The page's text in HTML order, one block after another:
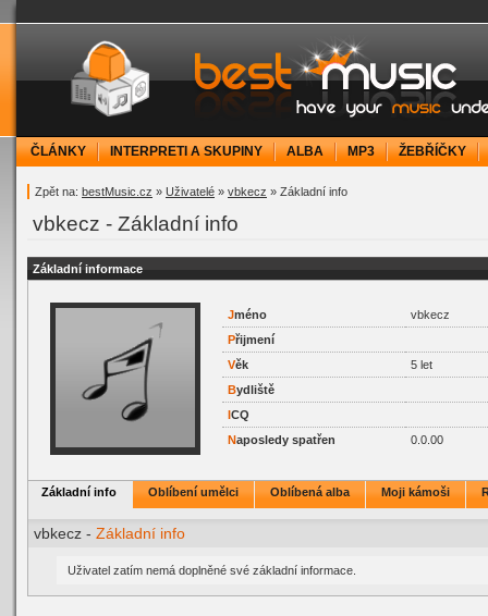
bestMusic.cz - Have your music under
ČLÁNKY INTERPRETI A SKUPINY ALBA MP3 ŽEBŘÍČKY
Zpět na: bestMusic.cz » Uživatelé » vbkecz » Základní info
vbkecz - Základní info
Základní informace
Jméno
vbkecz
Přijmení
Věk
5 let
Bydliště
ICQ
Naposledy spatřen 0.0.00
Základní info Oblíbení umělci Oblíbená alba Moji kámoši
vbkecz - Základní info
Uživatel zatím nemá doplněné své základní informace.